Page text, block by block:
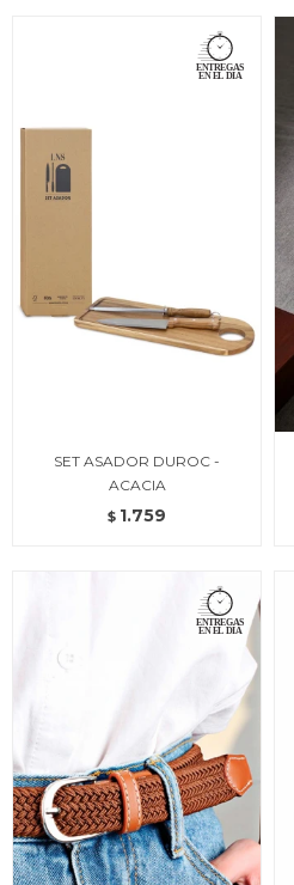
SET ASADOR DUROC -
ACACIA
$ 1.759